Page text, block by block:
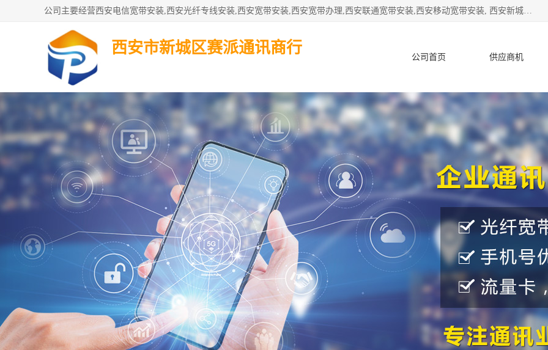
公司主要经营西安电信宽带安装,西安光纤专线安装,西安宽带安装,西安宽带办理,西安联通宽带安装,西安移动宽带安装, 西安新城赛派通讯商行从事西安地区的联通，移动，电信宽带安装，光纤专线安装，宽带办理等业务
西安市新城区赛派通讯商行
公司首页 供应商机
产品知识 客户案例